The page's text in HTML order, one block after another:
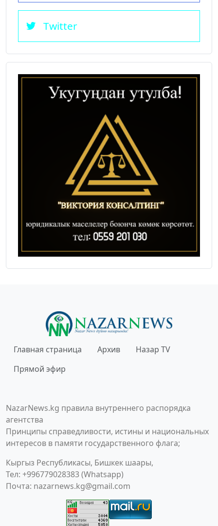
Twitter
Главная страница Архив
Назар TV
Прямой эфир
NazarNews.kg правила внутреннего распорядка
агентства
Принципы справедливости, истины и национальных
интересов в памяти государственного флага;
Кыргыз Республикасы, Бишкек шаары,
Тел: +996779028383 (Whatsapp)
Почта: nazarnews.kg@gmail.com